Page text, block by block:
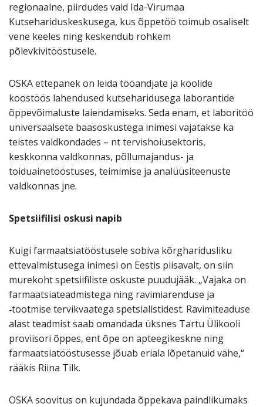
regionaalne, piirdudes vaid Ida-Virumaa
Kutsehariduskeskusega, kus õppetöö toimub osaliselt
vene keeles ning keskendub rohkem
põlevkivitööstusele.
OSKA ettepanek on leida tööandjate ja koolide
koostöös lahendused kutseharidusega laborantide
õppevõimaluste laiendamiseks. Seda enam, et laboritöö
universaalsete baasoskustega inimesi vajatakse ka
teistes valdkondades – nt tervishoiusektoris,
keskkonna valdkonnas, põllumajandus- ja
toiduainetööstuses, teimimise ja analüüsiteenuste
valdkonnas jne.
Spetsiifilisi oskusi napib
Kuigi farmaatsiatööstusele sobiva kõrgharidusliku
ettevalmistusega inimesi on Eestis piisavalt, on siin
murekoht spetsiifiliste oskuste puudujääk. „Vajaka on
farmaatsiateadmistega ning ravimiarenduse ja
‑tootmise tervikvaatega spetsialistidest. Ravimiteaduse
alast teadmist saab omandada üksnes Tartu Ülikooli
proviisori õppes, ent õpe on apteegikeskne ning
farmaatsiatööstusesse jõuab eriala lõpetanuid vähe,“
rääkis Riina Tilk.
OSKA soovitus on kujundada õppekava paindlikumaks